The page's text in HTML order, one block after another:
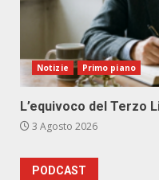
Notizie Primo piano
L’equivoco del Terzo
3 Agosto 2026
PODCAST